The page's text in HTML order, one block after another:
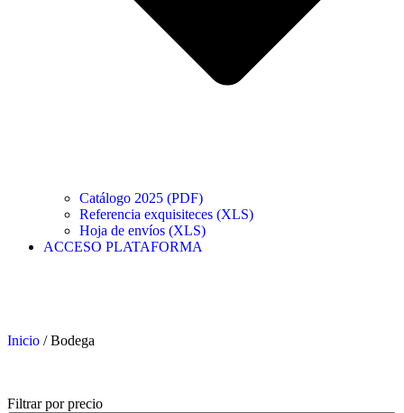
Catálogo 2025 (PDF)
Referencia exquisiteces (XLS)
Hoja de envíos (XLS)
ACCESO PLATAFORMA
Inicio /Bodega
Filtrar por precio